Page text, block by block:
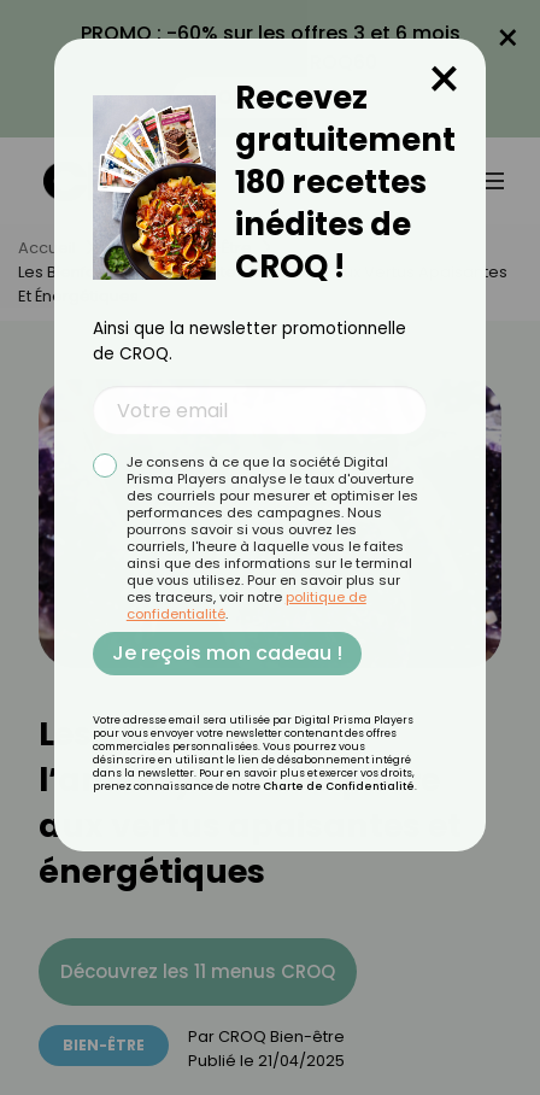
PROMO : -60% sur les offres 3 et 6 mois
VOIR LA PROMO
×
Accueil Actus
Bien-Être
Les Bienfaits De L’améthyste : Une Pierre Aux Vertus Apaisantes
Et Énergétiques
Les bienfaits de
l’améthyste : une pierre
aux vertus apaisantes et
énergétiques
Découvrez les 11 menus CROQ
BIEN-ÊTRE Par CROQ Bien-être
Publié le 21/04/2025
Recevez
gratuitement
180 recettes
inédites de
CROQ !
×
Ainsi que la newsletter promotionnelle
de CROQ.
Je consens à ce que la société Digital
Prisma Players analyse le taux d'ouverture
des courriels pour mesurer et optimiser les
performances des campagnes. Nous
pourrons savoir si vous ouvrez les
courriels, l'heure à laquelle vous le faites
ainsi que des informations sur le terminal
que vous utilisez. Pour en savoir plus sur
ces traceurs, voir notre politique de
confidentialité.
Je reçois mon cadeau !
Votre adresse email sera utilisée par Digital Prisma Players
pour vous envoyer votre newsletter contenant des offres
commerciales personnalisées. Vous pourrez vous
désinscrire en utilisant le lien de désabonnement intégré
dans la newsletter. Pour en savoir plus et exercer vos droits,
prenez connaissance de notre Charte de Confidentialité.